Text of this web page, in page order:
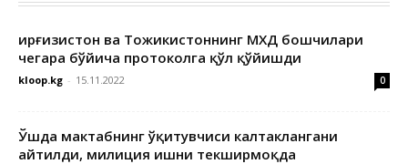
Қирғизистон ва Тожикистоннинг МХДҚ бошчилари
чегара бўйича протоколга қўл қўйишди
kloop.kg - 15.11.2022 0
Ўшда мактабнинг ўқитувчиси калтаклангани
айтилди, милиция ишни текширмоқда